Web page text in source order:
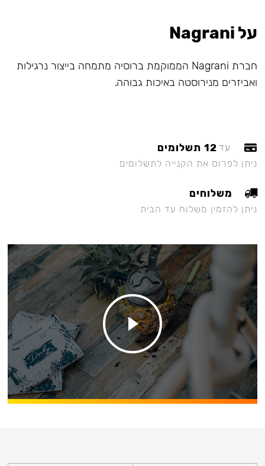
על Nagrani
חברת Nagrani הממוקמת ברוסיה מתמחה בייצור נרגילות
ואביזרים מנירוסטה באיכות גבוהה.
עד 12 תשלומים
ניתן לפרוס את הקנייה לתשלומים
משלוחים
ניתן להזמין משלוח עד הבית